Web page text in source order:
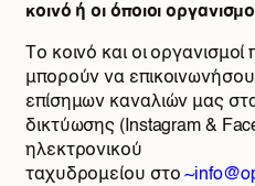
κοινό ή οι όποιοι
Το κοινό και οι
μπορούν να
επίσημων καναλιών μας
δικτύωσης (Instagram &
ηλεκτρονικού
ταχυδρομείου στο